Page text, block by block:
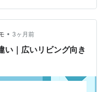
は、ホワイト系のシ
ィルターを確認しなが
だし、型番が違うた
• 3ヶ月前
｜広いリビング向き